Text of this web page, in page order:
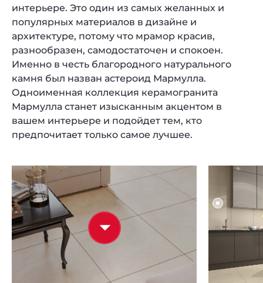
интерьере. Это один из самых желанных и
популярных материалов в дизайне и
архитектуре, потому что мрамор красив,
разнообразен, самодостаточен и спокоен.
Именно в честь благородного натурального
камня был назван астероид Мармулла.
Одноименная коллекция керамогранита
Мармулла станет изысканным акцентом в
вашем интерьере и подойдет тем, кто
предпочитает только самое лучшее.